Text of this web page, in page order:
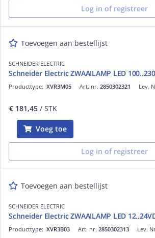
Log in of registreer
Toevoegen aan bestellijst
SCHNEIDER ELECTRIC
Schneider Electric ZWAAILAMP LED
Art. nr. 2850302321
Producttype: XVR3M05 Lev.
€ 181,45 / STK
Voeg toe
Log in of registreer
Toevoegen aan bestellijst
SCHNEIDER ELECTRIC
Schneider Electric ZWAAILAMP LED
Art. nr. 2850302313
Producttype: XVR3B03 Lev.